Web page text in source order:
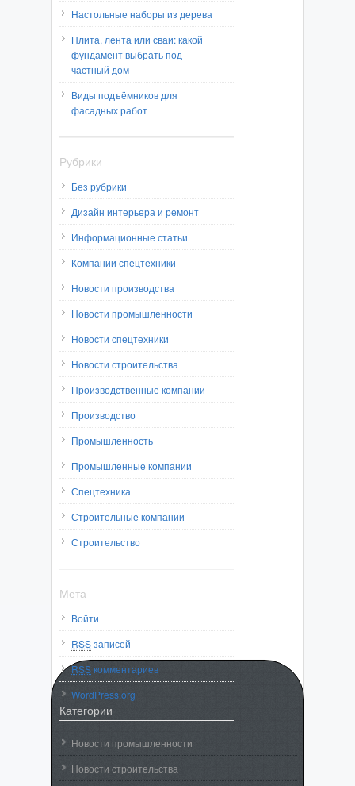
Настольные наборы из дерева
Плита, лента или сваи: какой
фундамент выбрать под
частный дом
Виды подъёмников для
фасадных работ
Рубрики
Без рубрики
Дизайн интерьера и ремонт
Информационные статьи
Компании спецтехники
Новости производства
Новости промышленности
Новости спецтехники
Новости строительства
Производственные компании
Производство
Промышленность
Промышленные компании
Спецтехника
Строительные компании
Строительство
Мета
Войти
RSSзаписей
RSSкомментариев
WordPress.org
Категории
Новости промышленности
Новости строительства